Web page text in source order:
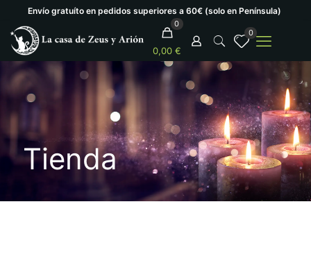
Envío gratuíto en pedidos superiores a 60€ (solo en Península)
0
0,00 €
0
Tienda